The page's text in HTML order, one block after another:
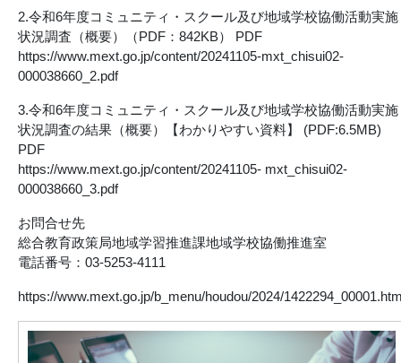
2.令和6年度コミュニティ・スクール及び地域学校協働活動実施
状況調査（概要）（PDF：842KB） PDF
https://www.mext.go.jp/content/20241105-mxt_chisui02-
000038660_2.pdf
3.令和6年度コミュニティ・スクール及び地域学校協働活動実施
状況調査の結果（概要）【わかりやすい資料】 (PDF:6.5MB)
PDF
https://www.mext.go.jp/content/20241105- mxt_chisui02-
000038660_3.pdf
お問合せ先
総合教育政策局地域学習推進課地域学校協働推進室
電話番号：03-5253-4111
https://www.mext.go.jp/b_menu/houdou/2024/